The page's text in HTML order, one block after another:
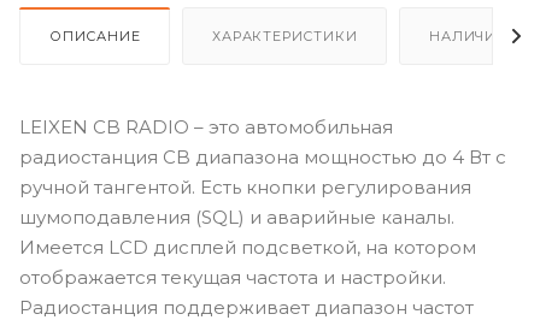
ОПИСАНИЕ ХАРАКТЕРИСТИКИ НАЛИЧИЕ
LEIXEN CB RADIO – это автомобильная
радиостанция CB диапазона мощностью до 4 Вт с
ручной тангентой. Есть кнопки регулирования
шумоподавления (SQL) и аварийные каналы.
Имеется LCD дисплей подсветкой, на котором
отображается текущая частота и настройки.
Радиостанция поддерживает диапазон частот